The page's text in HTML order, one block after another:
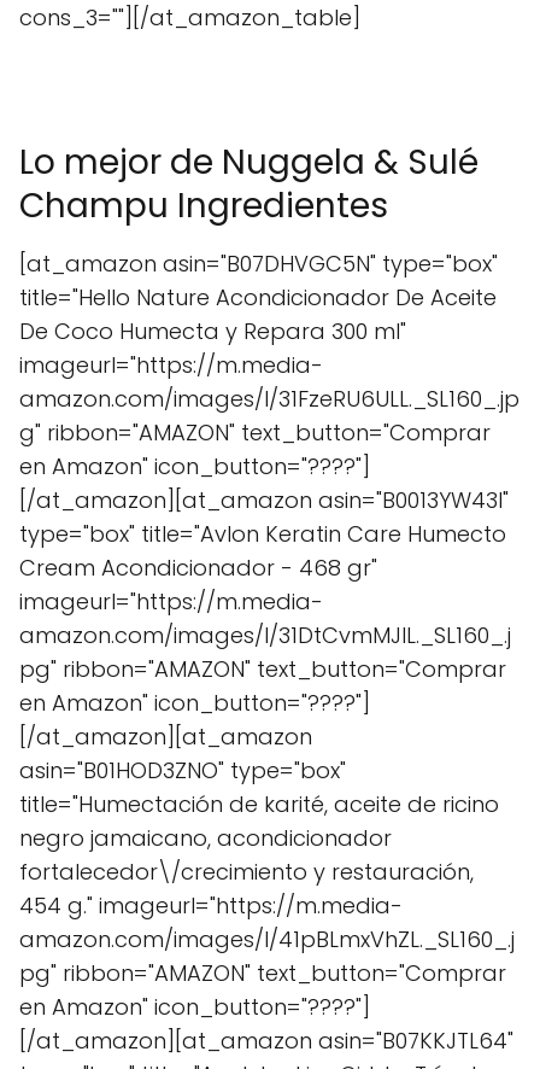
cons_3=""][/at_amazon_table]
Lo mejor de Nuggela & Sulé
Champu Ingredientes
[at_amazon asin="B07DHVGC5N" type="box"
title="Hello Nature Acondicionador De Aceite
De Coco Humecta y Repara 300 ml"
imageurl="https://m.media-
amazon.com/images/I/31FzeRU6ULL._SL160_.jp
g" ribbon="AMAZON" text_button="Comprar
en Amazon" icon_button="????"]
[/at_amazon][at_amazon asin="B0013YW43I"
type="box" title="Avlon Keratin Care Humecto
Cream Acondicionador - 468 gr"
imageurl="https://m.media-
amazon.com/images/I/31DtCvmMJIL._SL160_.j
pg" ribbon="AMAZON" text_button="Comprar
en Amazon" icon_button="????"]
[/at_amazon][at_amazon
asin="B01HOD3ZNO" type="box"
title="Humectación de karité, aceite de ricino
negro jamaicano, acondicionador
fortalecedor\/crecimiento y restauración,
454 g." imageurl="https://m.media-
amazon.com/images/I/41pBLmxVhZL._SL160_.j
pg" ribbon="AMAZON" text_button="Comprar
en Amazon" icon_button="????"]
[/at_amazon][at_amazon asin="B07KKJTL64"